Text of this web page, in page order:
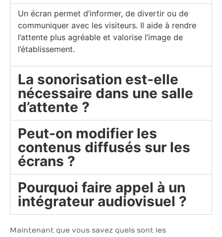
Un écran permet d’informer, de divertir ou de
communiquer avec les visiteurs. Il aide à rendre
l’attente plus agréable et valorise l’image de
l’établissement.
La sonorisation est-elle
nécessaire dans une salle
d’attente ?
Peut-on modifier les
contenus diffusés sur les
écrans ?
Pourquoi faire appel à un
intégrateur audiovisuel ?
Maintenant que vous savez quels sont les